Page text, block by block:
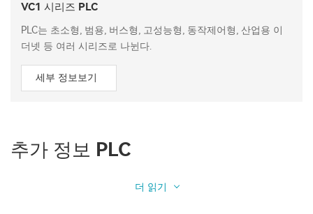
VC1 시리즈 PLC
PLC는 초소형, 범용, 버스형, 고성능형, 동작제어형, 산업용 이
더넷 등 여러 시리즈로 나뉜다.
세부 정보보기
추가 정보 PLC
더 읽기